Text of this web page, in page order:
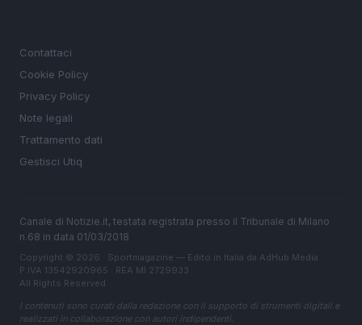
Contattaci
Cookie Policy
Privacy Policy
Note legali
Trattamento dati
Gestisci Utiq
Canale di Notizie.it, testata registrata presso il Tribunale di Milano
n.68 in data 01/03/2018
Copyright © 2026 · Sportmagazine — Edito in Italia da AdHub Media
P.IVA 13542920965 · REA MI 2729933
All Rights Reserved
I contenuti sono curati dalla redazione con il supporto di strumenti digitali e
realizzati in collaborazione con autori indipendenti.